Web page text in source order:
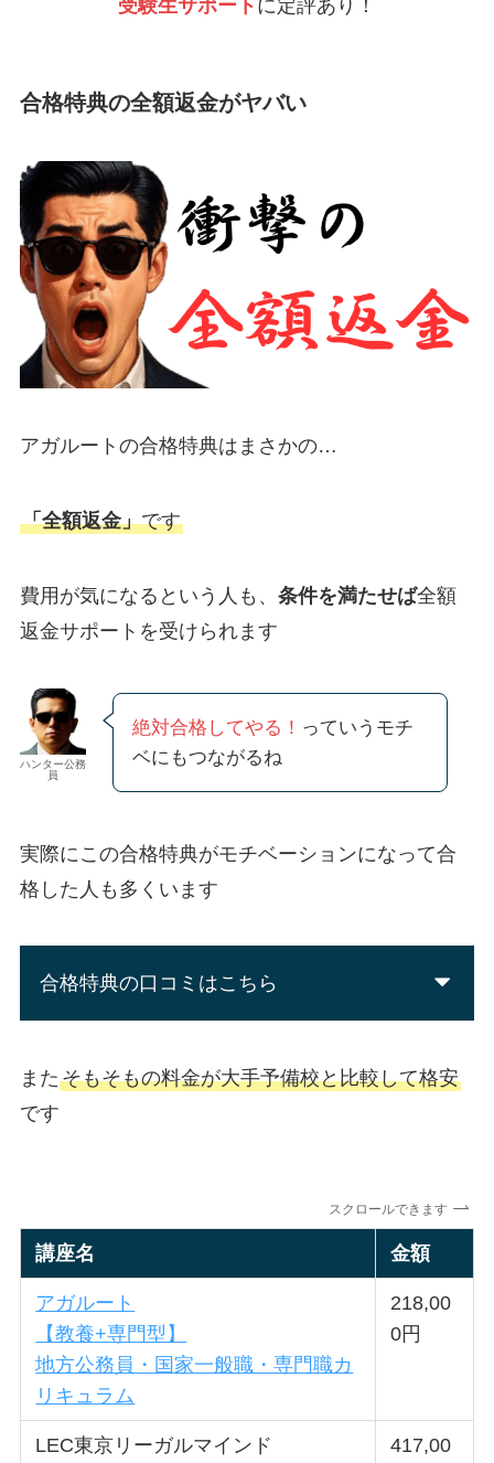
受験生サポート に定評あり！
合格特典の全額返金がヤバい
アガルートの合格特典はまさかの…
「全額返金」です
費用が気になるという人も、 条件を満たせば全額
返金サポートを受けられます
ハンター公務
員
絶対合格してやる！ っていうモチ
ベにもつながるね
実際にこの合格特典がモチベーションになって合
格した人も多くいます
合格特典の口コミはこちら
またそもそもの料金が大手予備校と比較して格安
です
スクロールできます
講座名 金額
アガルート
【教養+専門型】
地方公務員・国家一般職・専門職カ
リキュラム
218,00
0円
LEC東京リーガルマインド
417,00